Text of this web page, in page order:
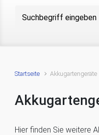
Startseite Akkugartengeräte
Hier finden Sie weitere